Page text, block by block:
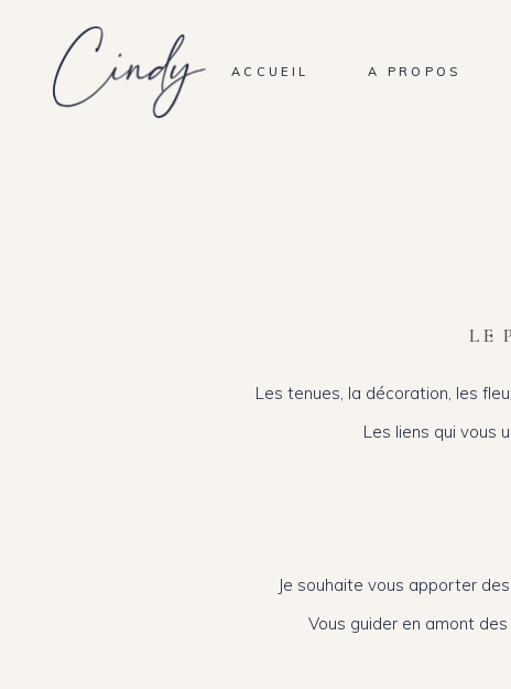
ACCUEIL A PROPOS
LE
Les tenues, la décoration, les
Les liens qui vous
Je souhaite vous apporter
Vous guider en amont